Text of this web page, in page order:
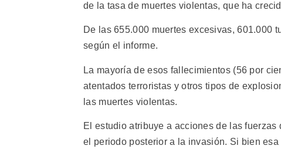
de la tasa de muertes violentas, que ha
De las 655.000 muertes excesivas, 601.000
según el informe.
La mayoría de esos fallecimientos (56 por
atentados terroristas y otros tipos de
las muertes violentas.
El estudio atribuye a acciones de las
el periodo posterior a la invasión. Si bien